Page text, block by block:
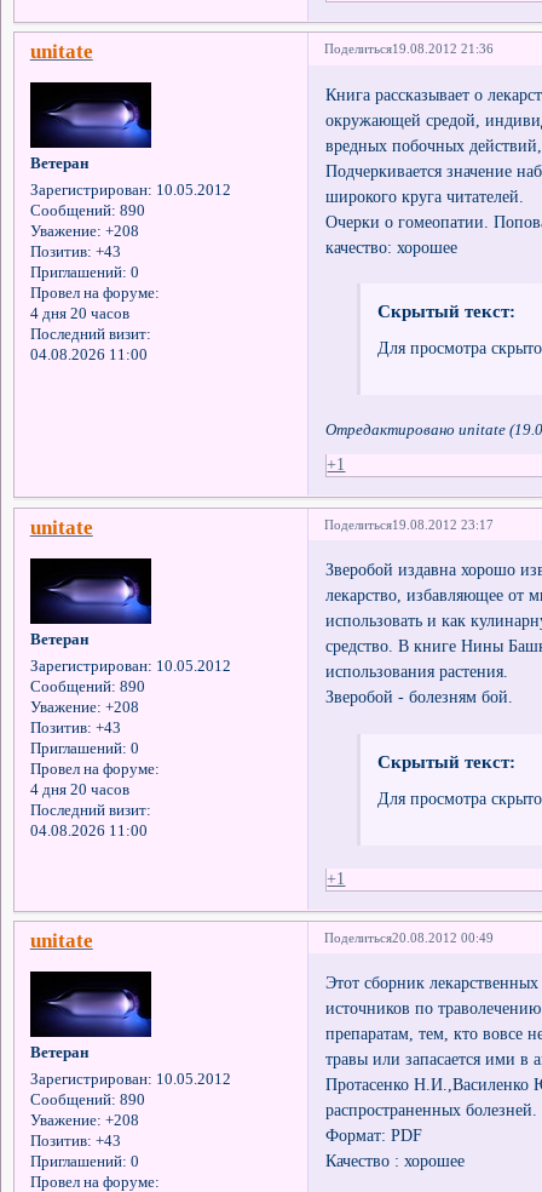
Поделиться19.08.2012 21:36
unitate
Ветеран
Зарегистрирован: 10.05.2012
Сообщений: 890
Уважение: +208
Позитив: +43
Приглашений: 0
Провел на форуме:
4 дня 20 часов
Последний визит:
04.08.2026 11:00
Книга рассказывает о
окружающей средой,
вредных побочных
Подчеркивается значение
широкого круга читателей.
Очерки о гомеопатии.
качество: хорошее
Скрытый текст:
Для просмотра
Отредактировано unitate
+1
Поделиться19.08.2012 23:17
unitate
Ветеран
Зарегистрирован: 10.05.2012
Сообщений: 890
Уважение: +208
Позитив: +43
Приглашений: 0
Провел на форуме:
4 дня 20 часов
Последний визит:
04.08.2026 11:00
Зверобой издавна хорошо
лекарство, избавляющее от
использовать и как
средство. В книге Нины
использования растения.
Зверобой - болезням бой.
Скрытый текст:
Для просмотра
+1
Поделиться20.08.2012 00:49
unitate
Ветеран
Зарегистрирован: 10.05.2012
Сообщений: 890
Уважение: +208
Позитив: +43
Приглашений: 0
Провел на форуме:
Этот сборник
источников по
препаратам, тем, кто вовсе
травы или запасается ими
Протасенко Н.И.,Василенко
распространенных болезней.
Формат: PDF
Качество : хорошее